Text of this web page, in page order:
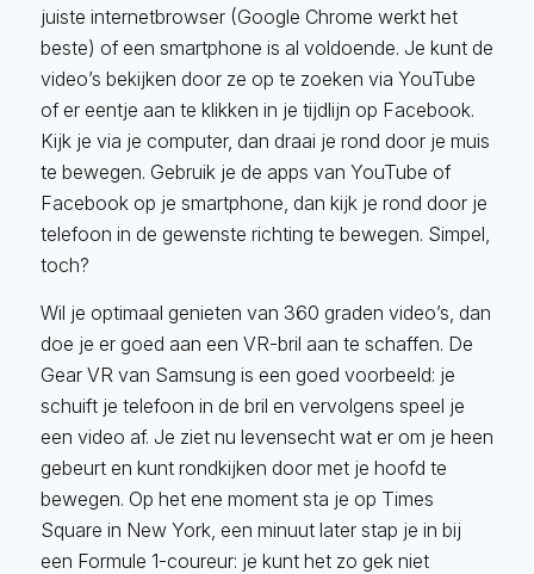
juiste internetbrowser (Google Chrome werkt het
beste) of een smartphone is al voldoende. Je kunt de
video’s bekijken door ze op te zoeken via YouTube
of er eentje aan te klikken in je tijdlijn op Facebook.
Kijk je via je computer, dan draai je rond door je muis
te bewegen. Gebruik je de apps van YouTube of
Facebook op je smartphone, dan kijk je rond door je
telefoon in de gewenste richting te bewegen. Simpel,
toch?
Wil je optimaal genieten van 360 graden video’s, dan
doe je er goed aan een VR-bril aan te schaffen. De
Gear VR van Samsung is een goed voorbeeld: je
schuift je telefoon in de bril en vervolgens speel je
een video af. Je ziet nu levensecht wat er om je heen
gebeurt en kunt rondkijken door met je hoofd te
bewegen. Op het ene moment sta je op Times
Square in New York, een minuut later stap je in bij
een Formule 1-coureur: je kunt het zo gek niet